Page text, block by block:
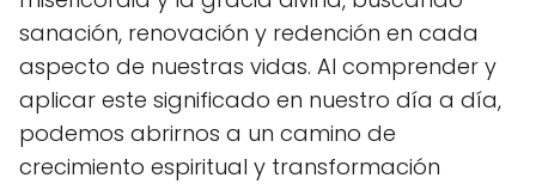
sanación, renovación y redención en cada
aspecto de nuestras vidas. Al comprender y
aplicar este significado en nuestro día a día,
podemos abrirnos a un camino de
crecimiento espiritual y transformación